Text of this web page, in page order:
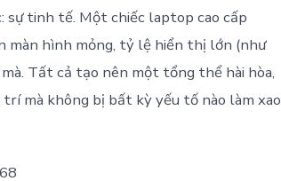
sự tinh tế. Một chiếc laptop cao cấp
màn hình mỏng, tỷ lệ hiển thị lớn (như
Tất cả tạo nên một tổng thể hài hòa,
mà không bị bất kỳ yếu tố nào làm xao